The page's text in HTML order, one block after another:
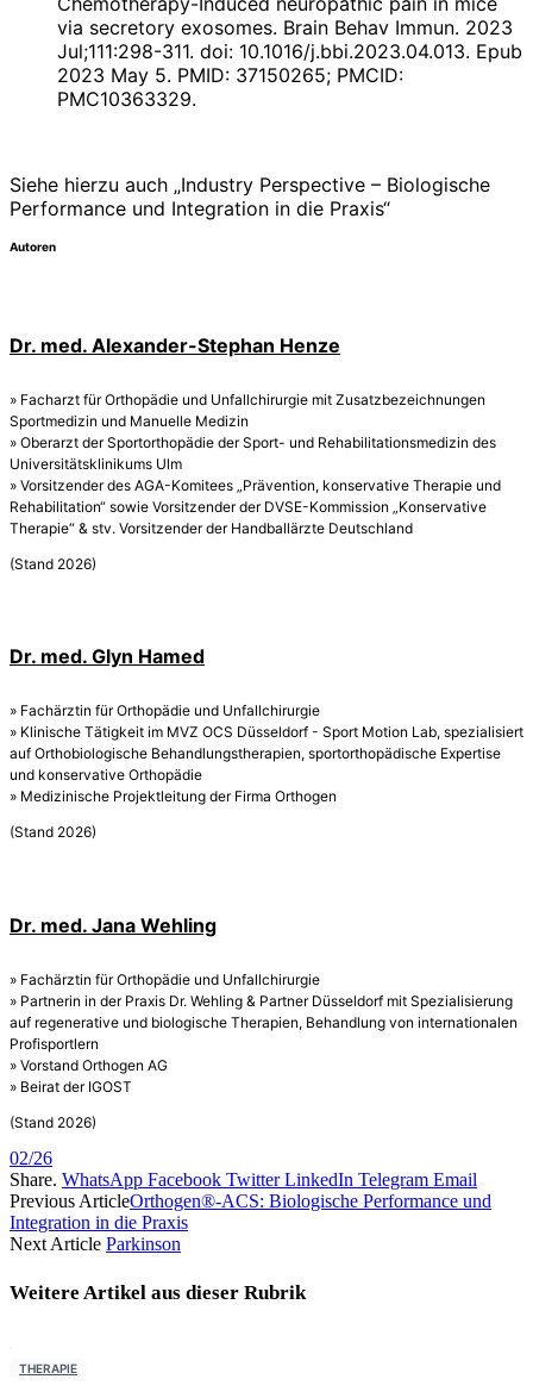
via secretory exosomes. Brain Behav Immun. 2023
Jul;111:298-311. doi: 10.1016/j.bbi.2023.04.013. Epub
2023 May 5. PMID: 37150265; PMCID:
PMC10363329.
Siehe hierzu auch „Industry Perspective – Biologische
Performance und Integration in die Praxis“
Autoren
Dr. med. Alexander-Stephan Henze
» Facharzt für Orthopädie und Unfallchirurgie mit Zusatzbezeichnungen
Sportmedizin und Manuelle Medizin
» Oberarzt der Sportorthopädie der Sport- und Rehabilitationsmedizin des
Universitätsklinikums Ulm
» Vorsitzender des AGA-Komitees „Prävention, konservative Therapie und
Rehabilitation“ sowie Vorsitzender der DVSE-Kommission „Konservative
Therapie“ & stv. Vorsitzender der Handballärzte Deutschland
(Stand 2026)
Dr. med. Glyn Hamed
» Fachärztin für Orthopädie und Unfallchirurgie
» Klinische Tätigkeit im MVZ OCS Düsseldorf - Sport Motion Lab, spezialisiert
auf Orthobiologische Behandlungstherapien, sportorthopädische Expertise
und konservative Orthopädie
» Medizinische Projektleitung der Firma Orthogen
(Stand 2026)
Dr. med. Jana Wehling
» Fachärztin für Orthopädie und Unfallchirurgie
» Partnerin in der Praxis Dr. Wehling & Partner Düsseldorf mit Spezialisierung
auf regenerative und biologische Therapien, Behandlung von internationalen
Profisportlern
» Vorstand Orthogen AG
» Beirat der IGOST
(Stand 2026)
02/26
Share. WhatsApp Facebook Twitter LinkedIn Telegram Email
Previous ArticleOrthogen®-ACS: Biologische Performance und
Integration in die Praxis
Next Article Parkinson
Weitere Artikel aus dieser Rubrik
THERAPIE